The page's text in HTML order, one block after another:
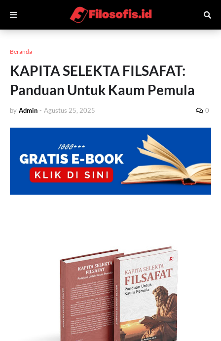
Beranda
KAPITA SELEKTA FILSAFAT:
Panduan Untuk Kaum Pemula
by Admin - Agustus 25, 2025 0